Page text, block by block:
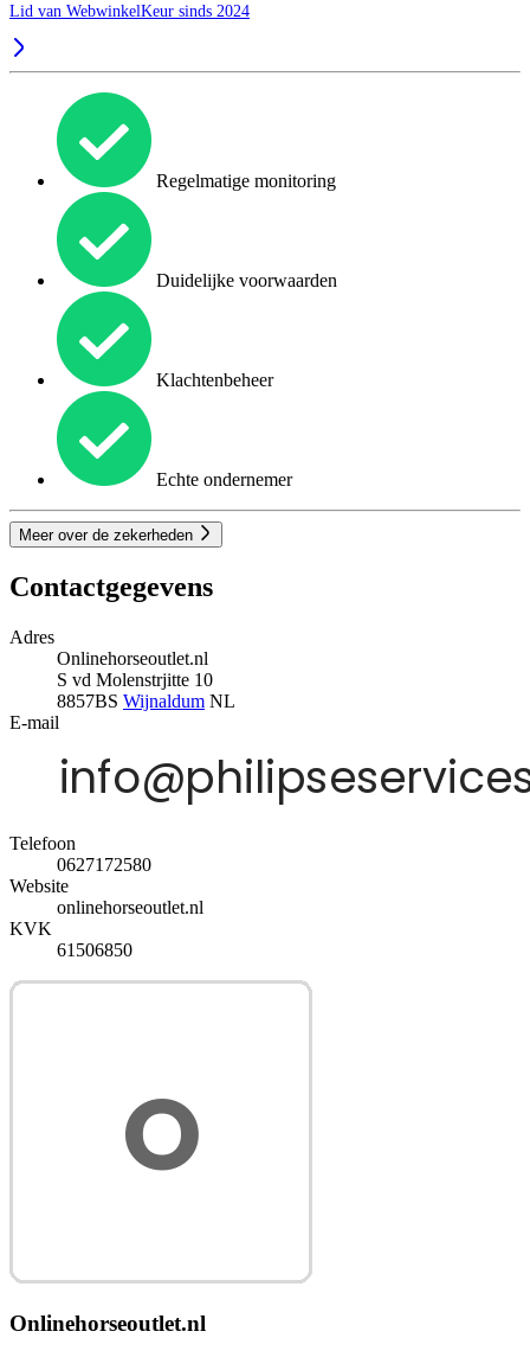
Lid van WebwinkelKeur sinds 2024
Regelmatige monitoring
Duidelijke voorwaarden
Klachtenbeheer
Echte ondernemer
Meer over de zekerheden
Contactgegevens
Adres
Onlinehorseoutlet.nl
S vd Molenstrjitte 10
8857BS Wijnaldum NL
E-mail
Telefoon
0627172580
Website
onlinehorseoutlet.nl
KVK
61506850
Onlinehorseoutlet.nl